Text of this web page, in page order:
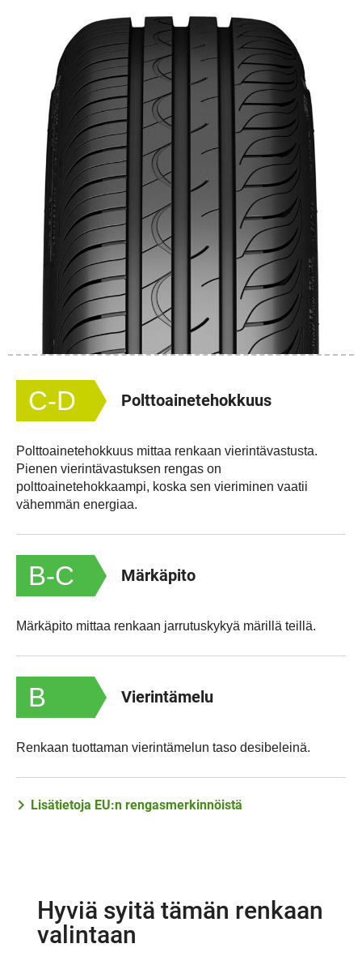
C-D Polttoainetehokkuus
Polttoainetehokkuus mittaa renkaan vierintävastusta.
Pienen vierintävastuksen rengas on
polttoainetehokkaampi, koska sen vieriminen vaatii
vähemmän energiaa.
B-C Märkäpito
Märkäpito mittaa renkaan jarrutuskykyä märillä teillä.
B Vierintämelu
Renkaan tuottaman vierintämelun taso desibeleinä.
Lisätietoja EU:n rengasmerkinnöistä
Hyviä syitä tämän renkaan
valintaan